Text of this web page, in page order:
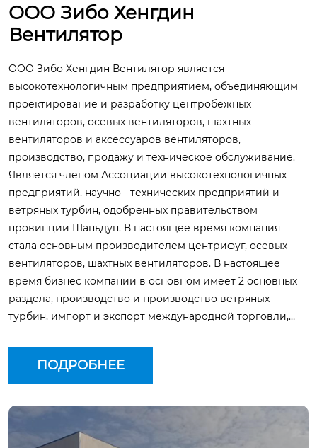
лиентов в разных стр
а потребности клиен
ООО Зибо Хенгдин
Вентилятор
ООО Зибо Хенгдин Вентилятор является
высокотехнологичным предприятием, объединяющим
проектирование и разработку центробежных
вентиляторов, осевых вентиляторов, шахтных
вентиляторов и аксессуаров вентиляторов,
производство, продажу и техническое обслуживание.
Является членом Ассоциации высокотехнологичных
предприятий, научно - технических предприятий и
ветряных турбин, одобренных правительством
провинции Шаньдун. В настоящее время компания
стала основным производителем центрифуг, осевых
вентиляторов, шахтных вентиляторов. В настоящее
время бизнес компании в основном имеет 2 основных
раздела, производство и производство ветряных
турбин, импорт и экспорт международной торговли,
экспорт.ПОДРОБНЕЕ